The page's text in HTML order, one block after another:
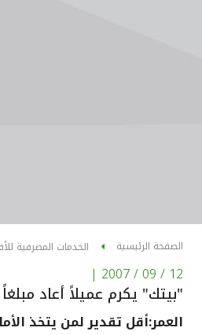
الصفحة الرئيسية الخدمات المصرفية
12 / 09 / 2007
|
"بيتك" يكرم عميلاً أعاد
العمر:أقل تقدير لمن يتخذ